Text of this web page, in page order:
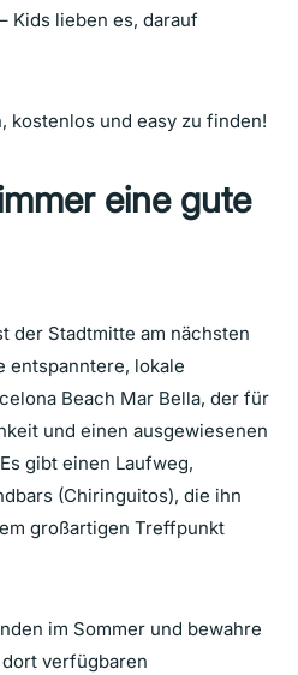
Kids lieben es, darauf
kostenlos und easy zu finden!
eine gute
der Stadtmitte am nächsten
entspanntere, lokale
Beach Mar Bella, der für
und einen ausgewiesenen
gibt einen Laufweg,
(Chiringuitos), die ihn
großartigen Treffpunkt
im Sommer und bewahre
verfügbaren